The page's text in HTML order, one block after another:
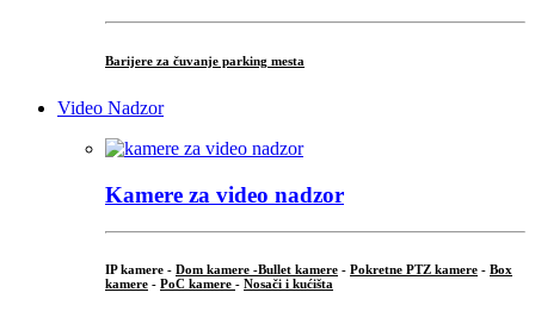
Barijere za čuvanje parking mesta
Video Nadzor
Kamere za video nadzor
IP kamere - Dom kamere -Bullet kamere - Pokretne PTZ kamere - Box
kamere - PoC kamere - Nosači i kućišta